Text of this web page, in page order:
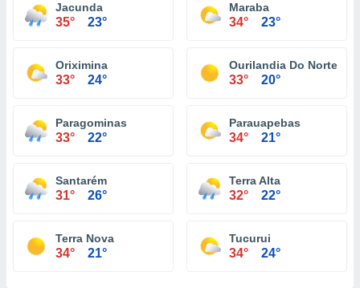
Jacunda
35° 23°
Maraba
34° 23°
Oriximina
33° 24°
Ourilandia Do Norte
33° 20°
Paragominas
33° 22°
Parauapebas
34° 21°
Santarém
31° 26°
Terra Alta
32° 22°
Terra Nova
34° 21°
Tucurui
34° 24°